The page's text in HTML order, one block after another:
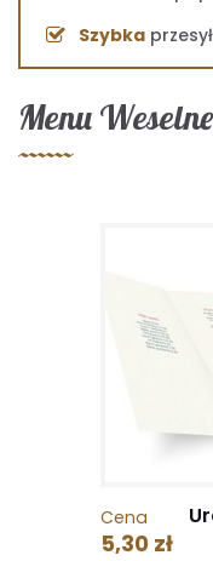
Menu
Cena
5,30 zł
Szybka